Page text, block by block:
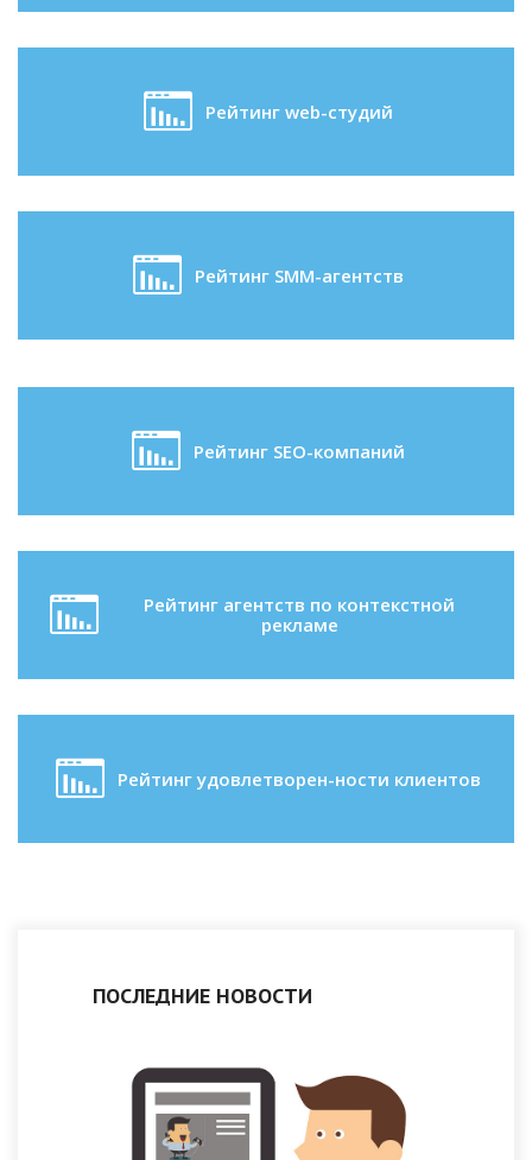
Рейтинг web-студий
Рейтинг SMM-агентств
Рейтинг SEO-компаний
Рейтинг агентств по контекстной
рекламе
Рейтинг удовлетворен-ности клиентов
ПОСЛЕДНИЕ НОВОСТИ